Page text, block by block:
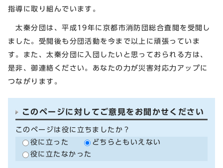
指導に取り組んでいます。
太秦分団は、平成19年に京都市消防団総合査閲を受閲し
ました。受閲後も分団活動を今まで以上に頑張っていま
す。また、太秦分団に入団したいと思っておられる方は、
是非、御連絡ください。あなたの力が災害対応力アップに
つながります。
このページに対してご意見をお聞かせください
このページは役に立ちましたか？
役に立った
どちらともいえない
役に立たなかった